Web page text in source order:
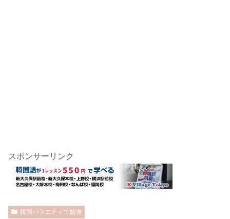
スポンサーリンク
韓国バラエティで勉強